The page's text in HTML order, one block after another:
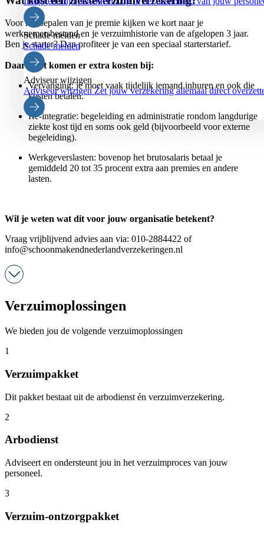
Schade melden
Schade melden
Adviseur wijzigen
Adviseur wijzigenZet jouw verzekering allemaal direct
Voor het bepalen van je premie kijken we kort naar je
werknemersbestand en je verzuimhistorie van de afgelopen 3 jaar.
Ben je starter? Dan profiteer je van een speciaal starterstarief.
Daarnaast komen er extra kosten bij:
Vervanging: je moet vaak tijdelijk iemand inhuren en ook die
kosten betalen.
Re-integratie: begeleiding en administratie rondom langdurige
ziekte kost tijd en soms ook geld (bijvoorbeeld voor externe
begeleiding).
Werkgeverslasten: bovenop het brutosalaris betaal je
gemiddeld 20 tot 35 procent extra aan premies en andere
lasten.
Wil je weten wat dit voor jouw organisatie betekent?
Vraag vrijblijvend advies aan via: 010-2884422 of
info@schoonmakendnederlandverzekeringen.nl
Verzuimoplossingen
We bieden jou de volgende verzuimoplossingen
1
Verzuimpakket
Dit pakket bestaat uit de arbodienst én verzuimverzekering.
2
Arbodienst
Adviseert en ondersteunt jou in het verzuimproces van jouw
personeel.
3
Verzuim-ontzorgpakket